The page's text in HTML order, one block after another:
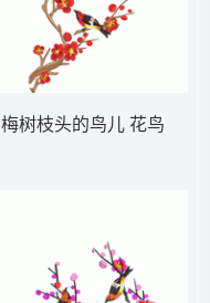
梅树枝头的鸟儿 花鸟